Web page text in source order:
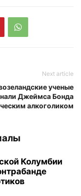
Next article
ученые
Джеймса Бонда
алкоголиком
Колумбии